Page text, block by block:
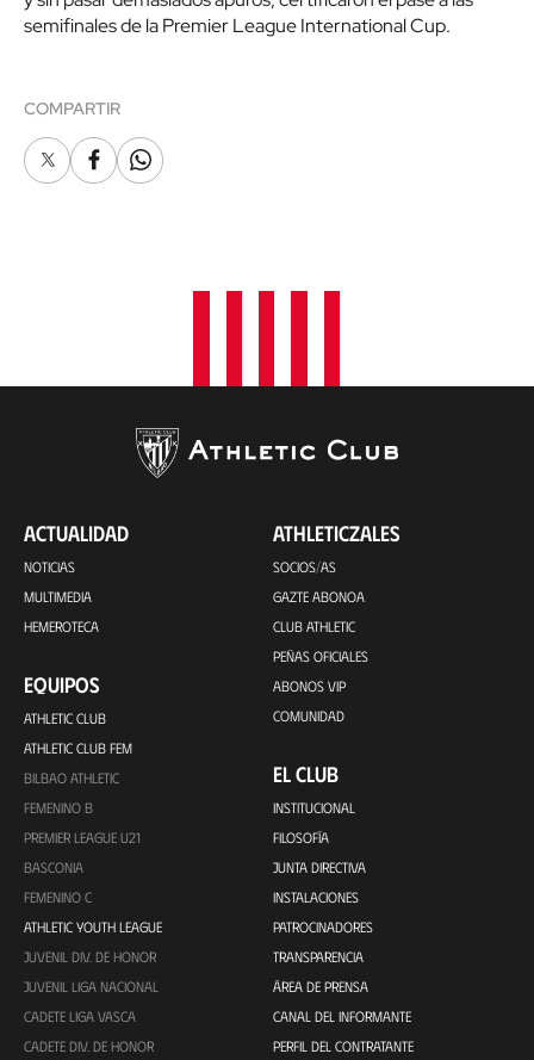
semifinales de la Premier League International Cup.
COMPARTIR
X FacebookWhatsapp
ACTUALIDAD
NOTICIAS
MULTIMEDIA
HEMEROTECA
EQUIPOS
ATHLETIC CLUB
ATHLETIC CLUB FEM
BILBAO ATHLETIC
FEMENINO B
PREMIER LEAGUE U21
BASCONIA
FEMENINO C
ATHLETIC YOUTH LEAGUE
JUVENIL DIV. DE HONOR
JUVENIL LIGA NACIONAL
CADETE LIGA VASCA
CADETE DIV. DE HONOR
ATHLETICZALES
SOCIOS/AS
GAZTE ABONOA
CLUB ATHLETIC
PEÑAS OFICIALES
ABONOS VIP
COMUNIDAD
EL CLUB
INSTITUCIONAL
FILOSOFÍA
JUNTA DIRECTIVA
INSTALACIONES
PATROCINADORES
TRANSPARENCIA
ÁREA DE PRENSA
CANAL DEL INFORMANTE
PERFIL DEL CONTRATANTE